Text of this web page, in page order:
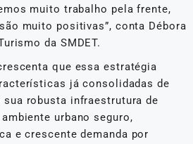
muito trabalho pela frente,
muito positivas”, conta Débora
da SMDET.
que essa estratégia
já consolidadas de
sua robusta infraestrutura de
urbano seguro,
e crescente demanda por